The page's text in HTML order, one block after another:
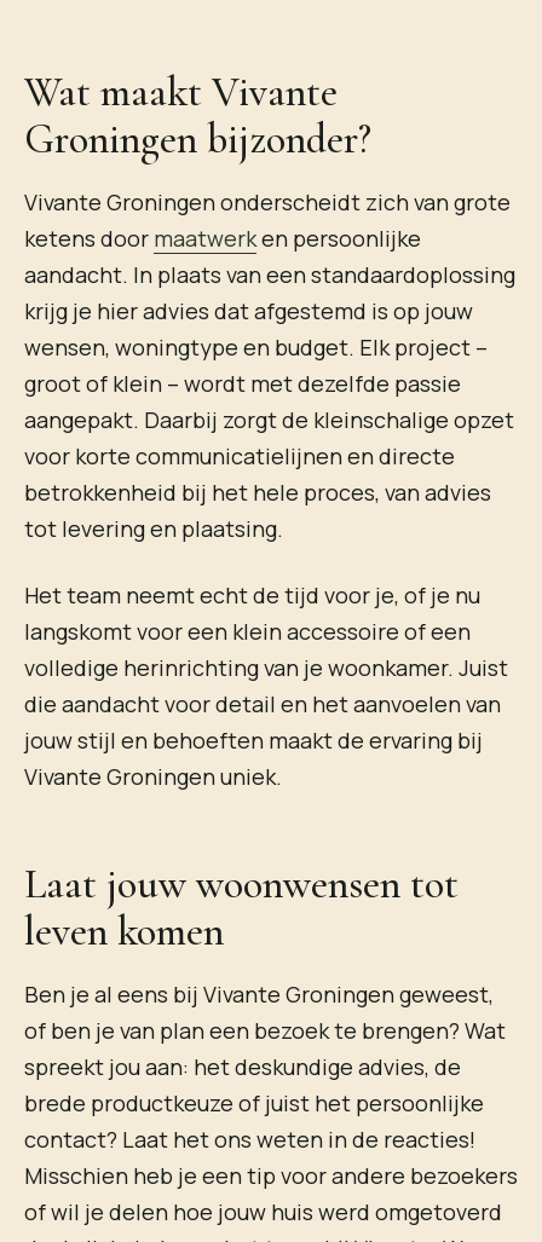
Wat maakt Vivante
Groningen bijzonder?
Vivante Groningen onderscheidt zich van grote
ketens door maatwerken persoonlijke
aandacht. In plaats van een standaardoplossing
krijg je hier advies dat afgestemd is op jouw
wensen, woningtype en budget. Elk project –
groot of klein – wordt met dezelfde passie
aangepakt. Daarbij zorgt de kleinschalige opzet
voor korte communicatielijnen en directe
betrokkenheid bij het hele proces, van advies
tot levering en plaatsing.
Het team neemt echt de tijd voor je, of je nu
langskomt voor een klein accessoire of een
volledige herinrichting van je woonkamer. Juist
die aandacht voor detail en het aanvoelen van
jouw stijl en behoeften maakt de ervaring bij
Vivante Groningen uniek.
Laat jouw woonwensen tot
leven komen
Ben je al eens bij Vivante Groningen geweest,
of ben je van plan een bezoek te brengen? Wat
spreekt jou aan: het deskundige advies, de
brede productkeuze of juist het persoonlijke
contact? Laat het ons weten in de reacties!
Misschien heb je een tip voor andere bezoekers
of wil je delen hoe jouw huis werd omgetoverd